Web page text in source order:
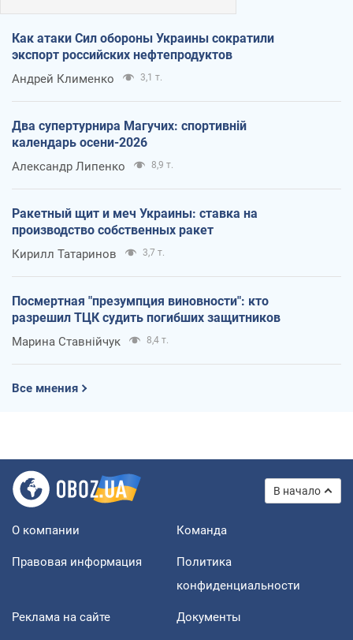
Как атаки Сил обороны Украины сократили
экспорт российских нефтепродуктов
Андрей Клименко 3,1 т.
Два супертурнира Магучих: спортивній
календарь осени-2026
Александр Липенко 8,9 т.
Ракетный щит и меч Украины: ставка на
производство собственных ракет
Кирилл Татаринов 3,7 т.
Посмертная "презумпция виновности": кто
разрешил ТЦК судить погибших защитников
Марина Ставнійчук 8,4 т.
Все мнения
В начало
О компании Команда
Правовая информация
Политика
конфиденциальности
Реклама на сайте Документы